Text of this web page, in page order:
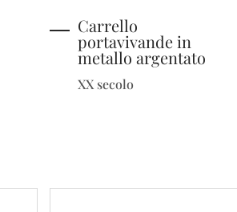
Carrello
portavivande in
metallo argentato
XX secolo